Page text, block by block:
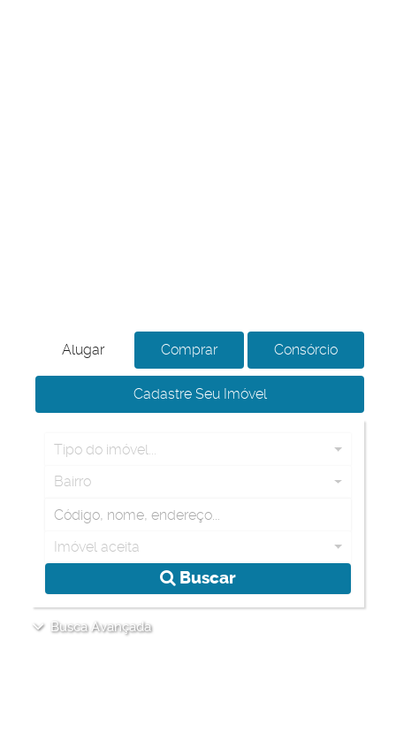
Alugar Comprar Consórcio
Cadastre Seu Imóvel
Tipo do imóvel...
Bairro
Imóvel aceita
Buscar
Busca Avançada